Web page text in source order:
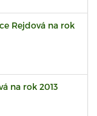
Rejdová na rok
na rok 2013